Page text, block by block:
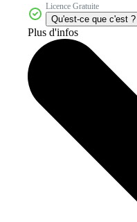
Licence Gratuite
Qu'est-ce que c'est ?
Plus d'infos